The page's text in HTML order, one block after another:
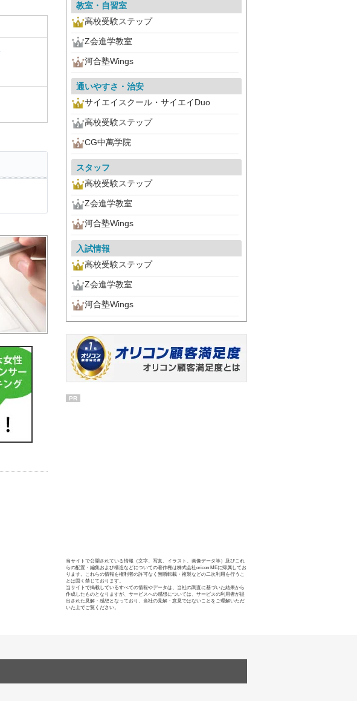
教室・自習室
高校受験ステップ
Z会進学教室
河合塾Wings
通いやすさ・治安
サイエイスクール・サイエイDuo
高校受験ステップ
CG中萬学院
スタッフ
高校受験ステップ
Z会進学教室
河合塾Wings
入試情報
高校受験ステップ
Z会進学教室
河合塾Wings
PR
当サイトで公開されている情報（文字、写真、イラスト、画像データ等）及びこれ
らの配置・編集および構造などについての著作権は株式会社oricon MEに帰属してお
ります。これらの情報を権利者の許可なく無断転載・複製などの二次利用を行うこ
とは固く禁じております。
当サイトで掲載しているすべての情報やデータは、当社の調査に基づいた結果から
作成したものとなりますが、サービスへの感想については、サービスの利用者が提
出された見解・感想となっており、当社の見解・意見ではないことをご理解いただ
いた上でご覧ください。